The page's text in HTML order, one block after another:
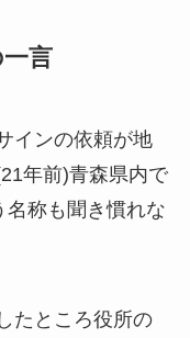
言
インの依頼が地
年前)青森県内で
名称も聞き慣れな
たところ役所の